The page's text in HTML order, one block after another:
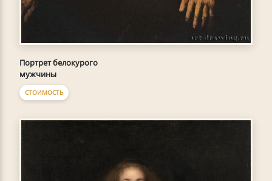
Портрет белокурого
мужчины
СТОИМОСТЬ